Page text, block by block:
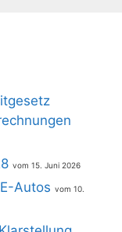
15. Juni 2026
Autos 10.